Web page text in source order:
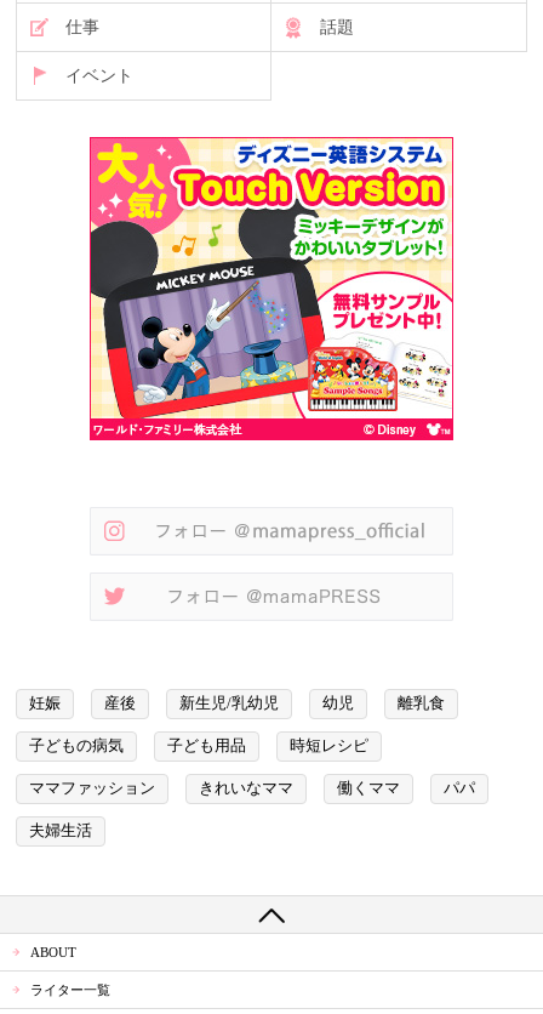
仕事 話題
イベント
妊娠 産後 新生児/乳幼児 幼児 離乳食
子どもの病気 子ども用品 時短レシピ
ママファッション きれいなママ 働くママ パパ
夫婦生活
ABOUT
ライター一覧